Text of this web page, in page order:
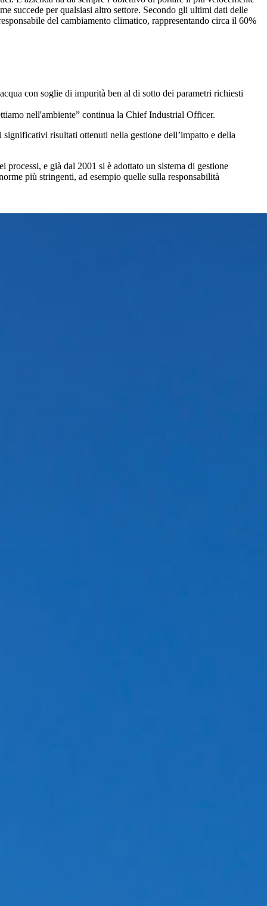
succede per qualsiasi altro settore. Secondo gli ultimi dati delle
del cambiamento climatico, rappresentando circa il 60%
con soglie di impurità ben al di sotto dei parametri richiesti
nell'ambiente” continua la Chief Industrial Officer.
risultati ottenuti nella gestione dell’impatto e della
e già dal 2001 si è adottato un sistema di gestione
più stringenti, ad esempio quelle sulla responsabilità